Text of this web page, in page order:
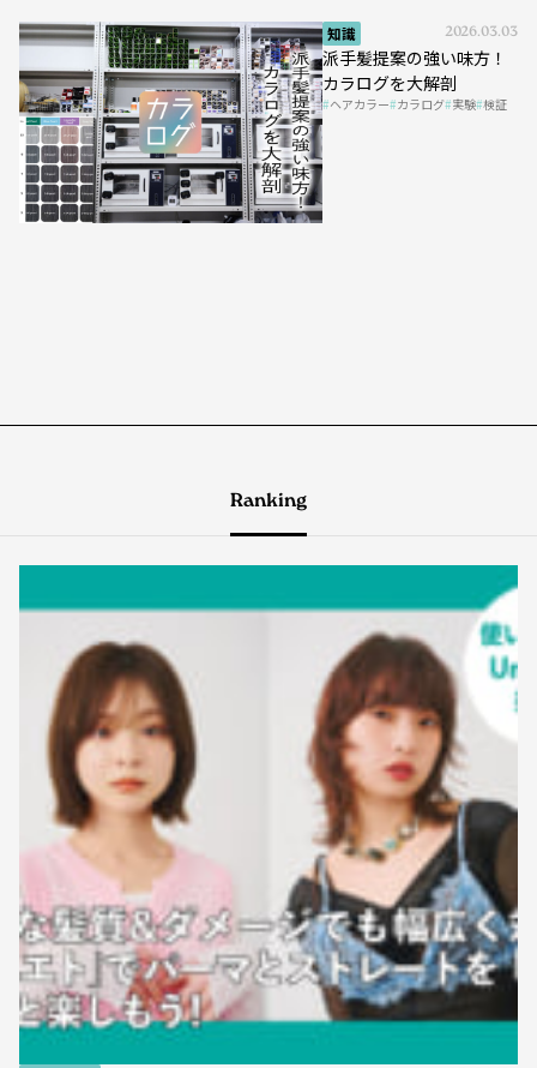
知識 2026.03.03
派手髪提案の強い味方！
カラログを大解剖
ヘアカラー カラログ 実験 検証
Ranking